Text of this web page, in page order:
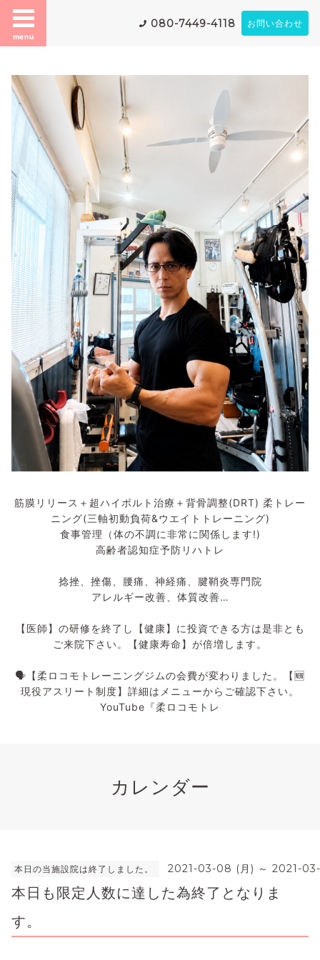
menu
080-7449-4118 お問い合わせ
筋膜リリース＋超ハイボルト治療＋背骨調整(DRT) 柔トレー
ニング(三軸初動負荷&ウエイトトレーニング)
食事管理（体の不調に非常に関係します!)
高齢者認知症予防リハトレ
捻挫、挫傷、腰痛、神経痛、腱鞘炎専門院
アレルギー改善、体質改善…
【医師】の研修を終了し【健康】に投資できる方は是非とも
ご来院下さい。【健康寿命】が倍増します。
🗣️【柔ロコモトレーニングジムの会費が変わりました。【🆕
現役アスリート制度】詳細はメニューからご確認下さい。
YouTube『柔ロコモトレ
カレンダー
本日の当施設院は終了しました。 2021-03-08 (月) ～ 2021-
本日も限定人数に達した為終了となりま
す。